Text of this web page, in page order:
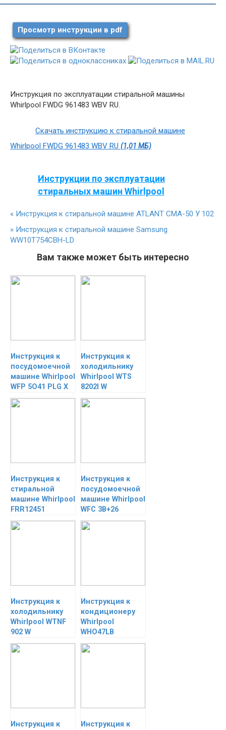
Просмотр инструкции в pdf
Инструкция по эксплуатации стиральной машины
Whirlpool FWDG 961483 WBV RU.
Скачать инструкцию к стиральной машине
Whirlpool FWDG 961483 WBV RU (1,01 МБ)
Инструкции по эксплуатации
стиральных машин Whirlpool
« Инструкция к стиральной машине ATLANT СМА-50 У 102
» Инструкция к стиральной машине Samsung
WW10T754CBH-LD
Вам также может быть интересно
Инструкция к
посудомоечной
машине Whirlpool
WFP 5O41 PLG X
Инструкция к
холодильнику
Whirlpool WTS
8202I W
Инструкция к
стиральной
машине Whirlpool
FRR12451
Инструкция к
посудомоечной
машине Whirlpool
WFC 3B+26
Инструкция к
холодильнику
Whirlpool WTNF
902 W
Инструкция к
кондиционеру
Whirlpool
WHO47LB
Инструкция к Инструкция к